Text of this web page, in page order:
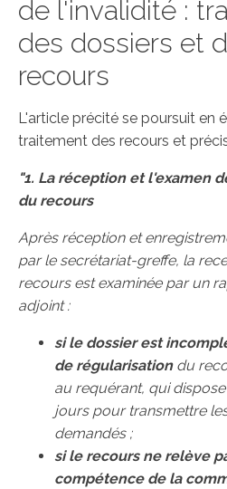
de l'invalidité :
des dossiers et
recours
L'article précité se poursuit en
traitement des recours et
"1. La réception et l'examen
du recours
Après réception et
par le secrétariat-greffe, la
recours est examinée par un
adjoint :
si le dossier est
de régularisationdu
au requérant, qui
jours pour transmettre
demandés ;
si le recours ne relève
compétence de la